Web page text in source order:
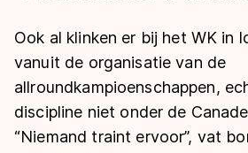
Langebaan
Shorttrack
Inlineskaten
Uitslagen
Langebaan
Shorttrack
Marathon
Tijden & historie
Ranglijsten Langebaan
Ook al klinken er bij het WK in
vanuit de organisatie van de
allroundkampioenschappen,
discipline niet onder de
“Niemand traint ervoor”, vat